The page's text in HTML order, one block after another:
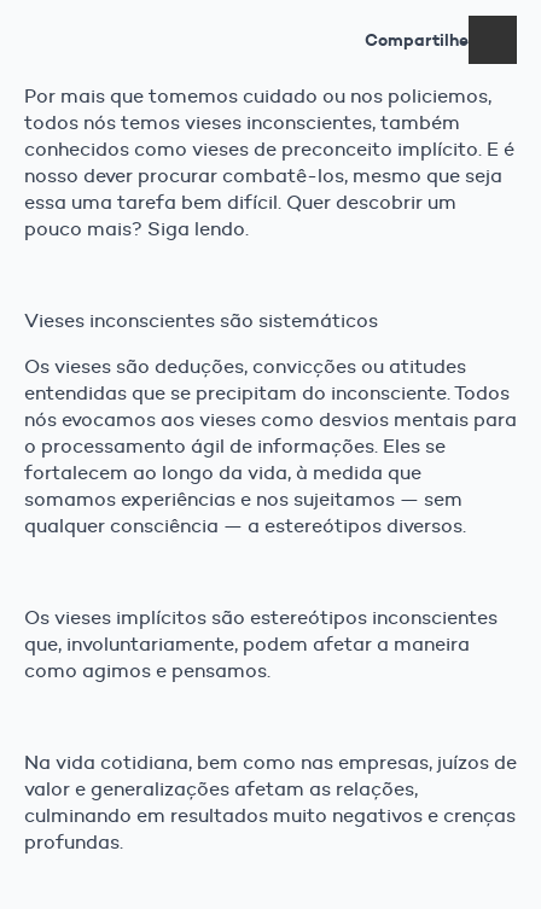
Compartilhe
Por mais que tomemos cuidado ou nos policiemos,
todos nós temos vieses inconscientes, também
conhecidos como vieses de preconceito implícito. E é
nosso dever procurar combatê-los, mesmo que seja
essa uma tarefa bem difícil. Quer descobrir um
pouco mais? Siga lendo.
Vieses inconscientes são sistemáticos
Os vieses são deduções, convicções ou atitudes
entendidas que se precipitam do inconsciente. Todos
nós evocamos aos vieses como desvios mentais para
o processamento ágil de informações. Eles se
fortalecem ao longo da vida, à medida que
somamos experiências e nos sujeitamos — sem
qualquer consciência — a estereótipos diversos.
Os vieses implícitos são estereótipos inconscientes
que, involuntariamente, podem afetar a maneira
como agimos e pensamos.
Na vida cotidiana, bem como nas empresas, juízos de
valor e generalizações afetam as relações,
culminando em resultados muito negativos e crenças
profundas.